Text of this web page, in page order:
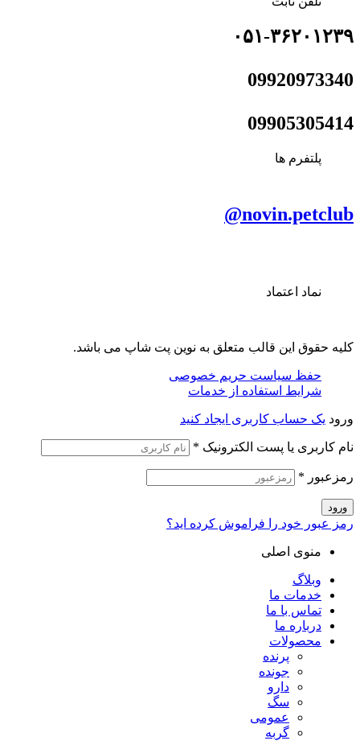
۰۵۱-۳۶۲۰۱۲۳۹
09920973340
09905305414
پلتفرم ها
novin.petclub@
نماد اعتماد
کلیه حقوق این قالب متعلق به نوین پت شاپ می باشد.
حفظ سیاست حریم خصوصی
شرایط استفاده از خدمات
ورود یک حساب کاربری ایجاد کنید
نام کاربری یا پست الکترونیک *
رمزعبور *
ورود
رمز عبور خود را فراموش کرده اید؟
منوی اصلی
وبلاگ
خدمات ما
تماس با ما
درباره ما
محصولات
پرنده
جونده
دارو
سگ
عمومی
گربه